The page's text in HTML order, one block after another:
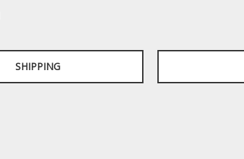
SHIPPING